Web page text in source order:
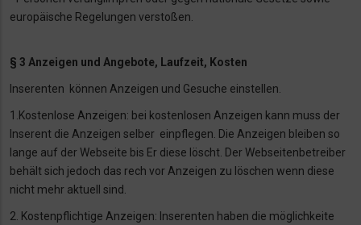
europäische Regelungen verstoßen.
§ 3 Anzeigen und Angebote, Laufzeit, Kosten
Inserenten können Anzeigen und Gesuche einstellen.
1.Kostenlose Anzeigen: bei kostenlosen Anzeigen kann muss der
Inserent die Anzeigen selber einpflegen. Die Anzeigen bleiben so
lange auf der Webseite bis Er diese löscht. Der Webseitenbetreiber
behält sich jedoch das rech vor Anzeigen zu löschen wenn diese
nicht mehr aktuell sind.
2. Kostenpflichtige Anzeigen: Inserenten haben die möglichkeite